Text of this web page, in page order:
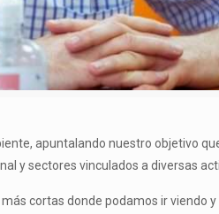
apuntalando nuestro objetivo
y sectores vinculados a diversas
cortas donde podamos ir viendo